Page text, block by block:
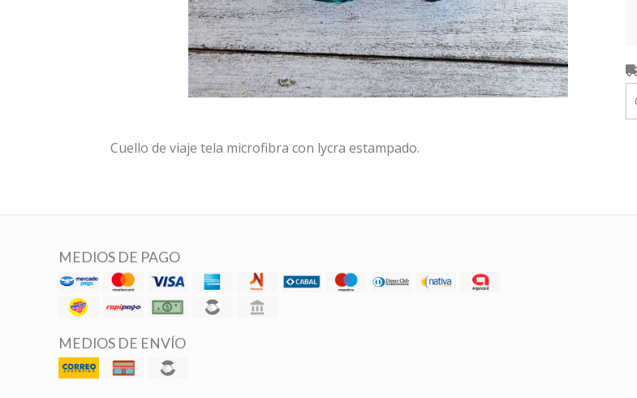
Cuello de viaje tela microfibra con lycra estampado.
MEDIOS DE PAGO
MEDIOS DE ENVÍO